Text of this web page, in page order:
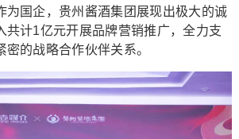
为国企，贵州酱酒集团展现出极大的诚
共计1亿元开展品牌营销推广，全力支
的战略合作伙伴关系。